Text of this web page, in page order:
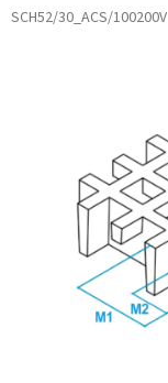
SCH52/30_ACS/100200V